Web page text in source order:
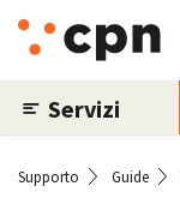
Servizi
Supporto Guide